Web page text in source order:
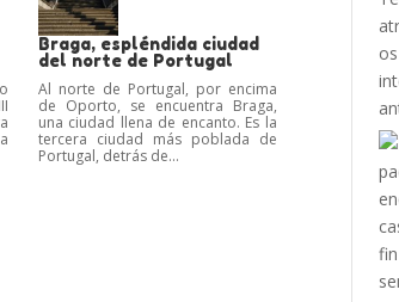
Braga, espléndida ciudad
del norte de Portugal
Al norte de Portugal, por encima
de Oporto, se encuentra Braga,
una ciudad llena de encanto. Es la
tercera ciudad más poblada de
Portugal, detrás de...